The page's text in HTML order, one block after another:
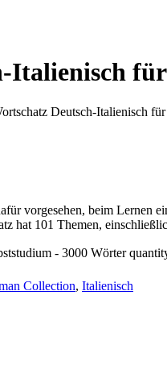
Italienisch
Deutsch-Italienisch
vorgesehen, beim Lernen
hat 101 Themen,
- 3000 Wörter
Collection, Italienisch